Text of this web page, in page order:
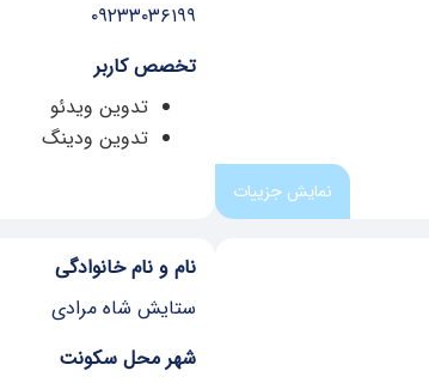
نمایش جزییات
۰۹۲۳۳۰۳۶۱۹۹
تخصص کاربر
تدوین ویدئو
تدوین ودینگ
نام و نام خانوادگی
ستایش شاه مرادی
شهر محل سکونت